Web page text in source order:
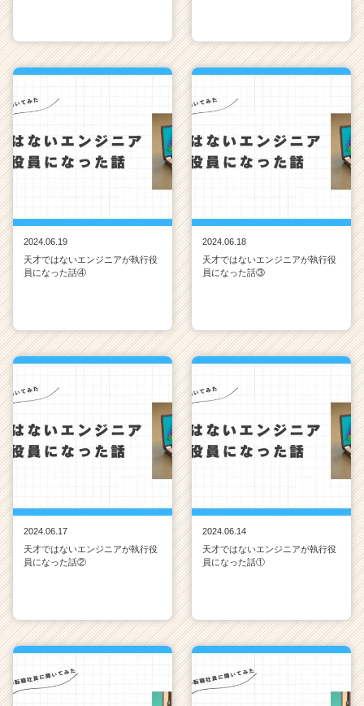
2024.06.19
天才ではないエンジニアが執行役
員になった話④
2024.06.18
天才ではないエンジニアが執行役
員になった話③
2024.06.17
天才ではないエンジニアが執行役
員になった話②
2024.06.14
天才ではないエンジニアが執行役
員になった話①